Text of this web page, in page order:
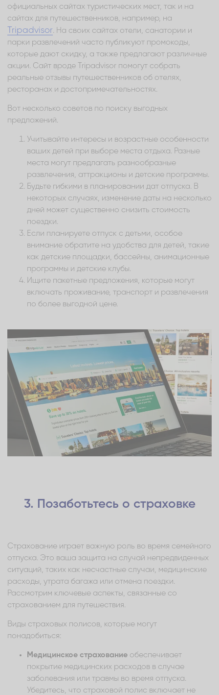
официальных сайтах туристических мест, так и на
сайтах для путешественников, например, на
Tripadvisor. На своих сайтах отели, санатории и
парки развлечений часто публикуют промокоды,
которые дают скидку, а также предлагают различные
акции. Сайт вроде Tripadvisor помогут собрать
реальные отзывы путешественников об отелях,
ресторанах и достопримечательностях.
Вот несколько советов по поиску выгодных
предложений.
Учитывайте интересы и возрастные особенности
ваших детей при выборе места отдыха. Разные
места могут предлагать разнообразные
развлечения, аттракционы и детские программы.
Будьте гибкими в планировании дат отпуска. В
некоторых случаях, изменение даты на несколько
дней может существенно снизить стоимость
поездки.
Если планируете отпуск с детьми, особое
внимание обратите на удобства для детей, такие
как детские площадки, бассейны, анимационные
программы и детские клубы.
Ищите пакетные предложения, которые могут
включать проживание, транспорт и развлечения
по более выгодной цене.
3. Позаботьтесь о страховке
Страхование играет важную роль во время семейного
отпуска. Это ваша защита на случай непредвиденных
ситуаций, таких как несчастные случаи, медицинские
расходы, утрата багажа или отмена поездки.
Рассмотрим ключевые аспекты, связанные со
страхованием для путешествия.
Виды страховых полисов, которые могут
понадобиться:
Медицинское страхование обеспечивает
покрытие медицинских расходов в случае
заболевания или травмы во время отпуска.
Убедитесь, что страховой полис включает не